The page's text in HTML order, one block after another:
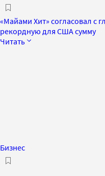
«Майами Хит» согласовал с
рекордную для США сумму
Читать
Бизнес